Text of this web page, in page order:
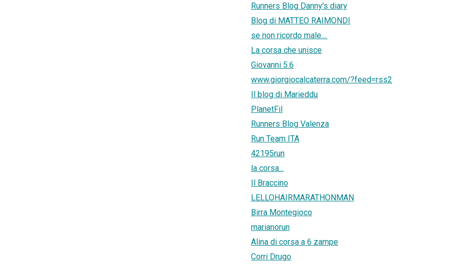
Runners Blog Danny's diary
Blog di MATTEO RAIMONDI
se non ricordo male....
La corsa che unisce
Giovanni 5.6
www.giorgiocalcaterra.com/?feed=rss2
Il blog di Marieddu
PlanetFil
Runners Blog Valenza
Run Team ITA
42195run
la corsa...
Il Braccino
LELLOHAIRMARATHONMAN
Birra Montegioco
marianorun
Alina di corsa a 6 zampe
Corri Drugo